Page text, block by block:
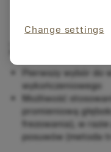
Pierwszy wybór do
wykończeniowego
Możliwość
promieniową
frezowania), w
posuwów (metoda
Change settings